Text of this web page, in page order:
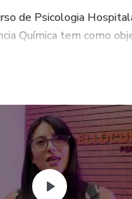
de Psicologia
Química tem como
contexto.
abordados temas
psicossomática, a
e dos familiares no
plantão psicológico,
além de outras